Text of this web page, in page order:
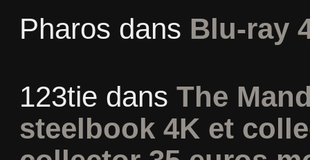
Pharos dans Blu-ray
123tie dans The
steelbook 4K et